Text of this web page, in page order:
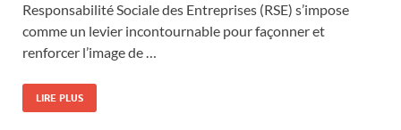
Responsabilité Sociale des Entreprises (RSE) s’impose
comme un levier incontournable pour façonner et
renforcer l’image de …
LIRE PLUS